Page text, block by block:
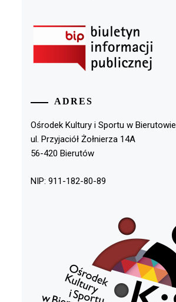
ADRES
Ośrodek Kultury i Sportu w Bierutowie
ul. Przyjaciół Żołnierza 14A
56-420 Bierutów
NIP: 911-182-80-89